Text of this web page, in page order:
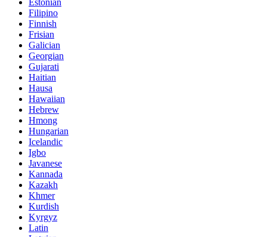
Estonian
Filipino
Finnish
Frisian
Galician
Georgian
Gujarati
Haitian
Hausa
Hawaiian
Hebrew
Hmong
Hungarian
Icelandic
Igbo
Javanese
Kannada
Kazakh
Khmer
Kurdish
Kyrgyz
Latin